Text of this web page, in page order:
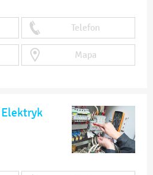
Telefon
Mapa